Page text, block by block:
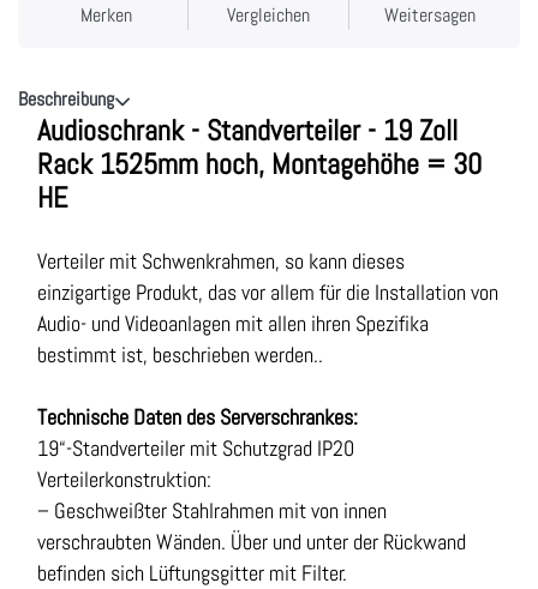
Merken Vergleichen Weitersagen
Beschreibung
Audioschrank - Standverteiler - 19 Zoll
Rack 1525mm hoch, Montagehöhe = 30
HE
Verteiler mit Schwenkrahmen, so kann dieses
einzigartige Produkt, das vor allem für die Installation von
Audio- und Videoanlagen mit allen ihren Spezifika
bestimmt ist, beschrieben werden..
Technische Daten des Serverschrankes:
19“-Standverteiler mit Schutzgrad IP20
Verteilerkonstruktion:
– Geschweißter Stahlrahmen mit von innen
verschraubten Wänden. Über und unter der Rückwand
befinden sich Lüftungsgitter mit Filter.